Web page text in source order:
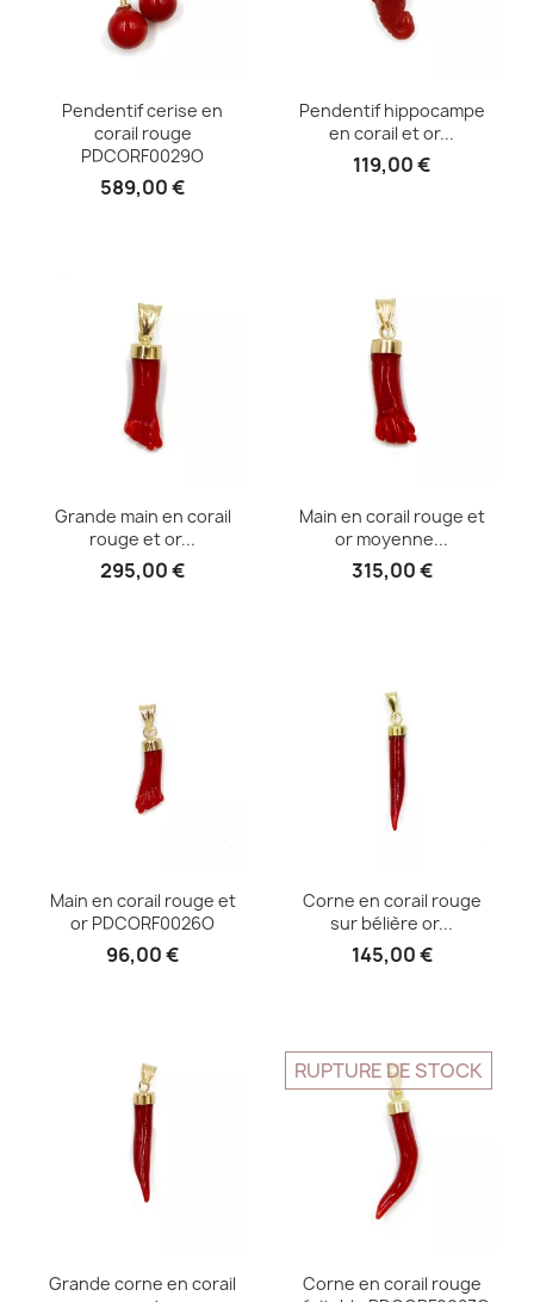
Pendentif cerise en
corail rouge
PDCORF0029O
589,00 €
Pendentif hippocampe
en corail et or...
119,00 €
Grande main en corail
rouge et or...
295,00 €
Main en corail rouge et
or moyenne...
315,00 €
Main en corail rouge et
or PDCORF0026O
96,00 €
Corne en corail rouge
sur bélière or...
145,00 €
Grande corne en corail
Corne en corail rouge
RUPTURE DE STOCK